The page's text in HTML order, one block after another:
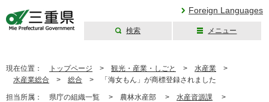
Foreign Languages
検索 メニュー
現在位置： トップページ > 観光・産業・しごと > 水産業 >
水産業総合 > 総合 > 「海女もん」が商標登録されました
担当所属： 県庁の組織一覧 > 農林水産部 > 水産資源課 >